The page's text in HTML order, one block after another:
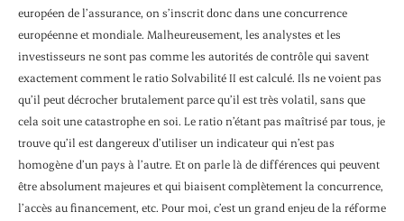
européen de l’assurance, on s’inscrit donc dans une concurrence
européenne et mondiale. Malheureusement, les analystes et les
investisseurs ne sont pas comme les autorités de contrôle qui savent
exactement comment le ratio Solvabilité II est calculé. Ils ne voient pas
qu’il peut décrocher brutalement parce qu’il est très volatil, sans que
cela soit une catastrophe en soi. Le ratio n’étant pas maîtrisé par tous, je
trouve qu’il est dangereux d’utiliser un indicateur qui n’est pas
homogène d’un pays à l’autre. Et on parle là de différences qui peuvent
être absolument majeures et qui biaisent complètement la concurrence,
l’accès au financement, etc. Pour moi, c’est un grand enjeu de la réforme